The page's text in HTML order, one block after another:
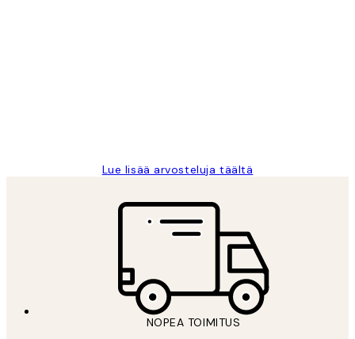
Lue lisää arvosteluja täältä
NOPEA TOIMITUS